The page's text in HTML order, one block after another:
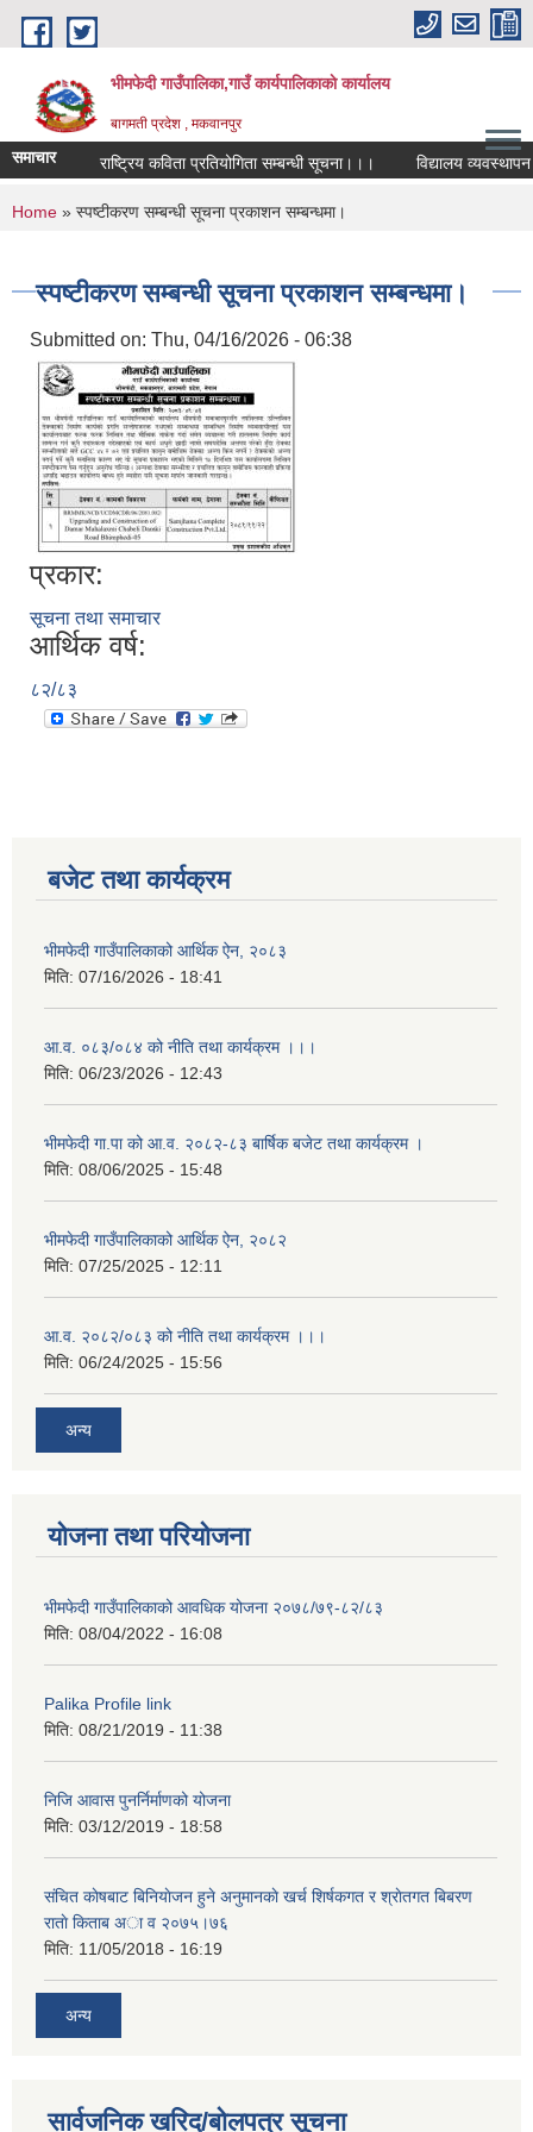
Skip to main content
भीमफेदी गाउँपालिका,गाउँ कार्यपालिकाकाे कार्यालय
बागमती प्रदेश , मकवानपुर
समाचार राष्ट्रिय कविता प्रतियोगिता सम्बन्धी सूचना।।। विद्यालय व्यवस्थापन
You are here
Home » स्पष्टीकरण सम्बन्धी सूचना प्रकाशन सम्बन्धमा।
स्पष्टीकरण सम्बन्धी सूचना प्रकाशन सम्बन्धमा।
Submitted on: Thu, 04/16/2026 - 06:38
प्रकार:
सूचना तथा समाचार
आर्थिक वर्ष:
८२/८३
बजेट तथा कार्यक्रम
भीमफेदी गाउँपालिकाको आर्थिक ऐन, २०८३
मिति: 07/16/2026 - 18:41
आ.व. ०८३/०८४ को नीति तथा कार्यक्रम ।।।
मिति: 06/23/2026 - 12:43
भीमफेदी गा.पा को आ.व. २०८२-८३ बार्षिक बजेट तथा कार्यक्रम ।
मिति: 08/06/2025 - 15:48
भीमफेदी गाउँपालिकाको आर्थिक ऐन, २०८२
मिति: 07/25/2025 - 12:11
आ.व. २०८२/०८३ को नीति तथा कार्यक्रम ।।।
मिति: 06/24/2025 - 15:56
अन्य
योजना तथा परियोजना
भीमफेदी गाउँपालिकाको आवधिक योजना २०७८/७९-८२/८३
मिति: 08/04/2022 - 16:08
Palika Profile link
मिति: 08/21/2019 - 11:38
निजि आवास पुनर्निर्माणको योजना
मिति: 03/12/2019 - 18:58
संचित काेषबाट बिनियाेजन हुने अनुमानकाे खर्च शिर्षकगत र श्राेतगत बिबरण
राताे किताब अा‍ व २‍०७५।७६
मिति: 11/05/2018 - 16:19
अन्य
सार्वजनिक खरिद/बोलपत्र सूचना